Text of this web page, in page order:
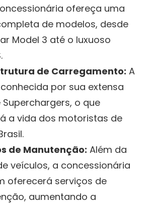
ofereça uma
de modelos, desde
Model 3 até o luxuoso
de Carregamento: A
por sua extensa
Superchargers, o que
a vida dos motoristas de
de Manutenção: Além da
veículos, a concessionária
oferecerá serviços de
aumentando a